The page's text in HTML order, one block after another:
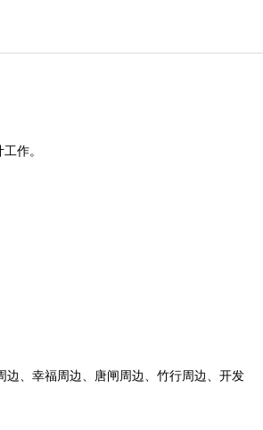
作。
、幸福周边、唐闸周边、竹行周边、开发